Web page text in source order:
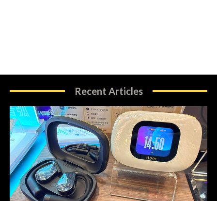
Recent Articles